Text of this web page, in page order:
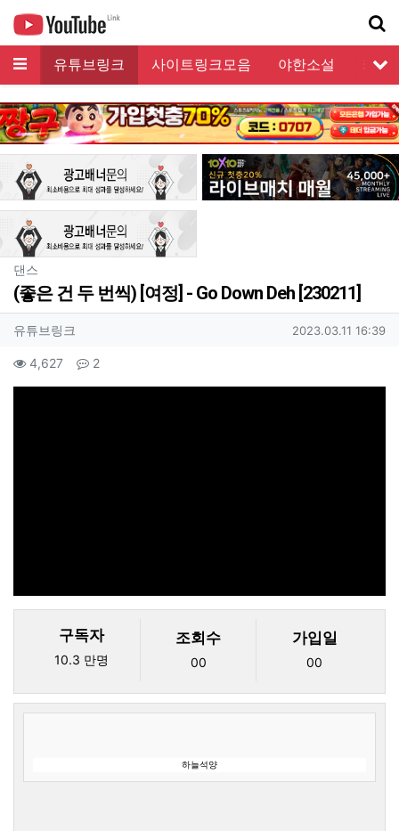
메뉴 유튜브링크 사이트링크모음 야한소설
커뮤
댄스
(좋은 건 두 번씩) [여정] - Go Down Deh [230211]
작성자 정보
유튜브링크 작성일
2023.03.11 16:39
컨텐츠 정보
4,627조회 2댓글
구독자
10.3 만명
조회수
00
가입일
00
하늘석양